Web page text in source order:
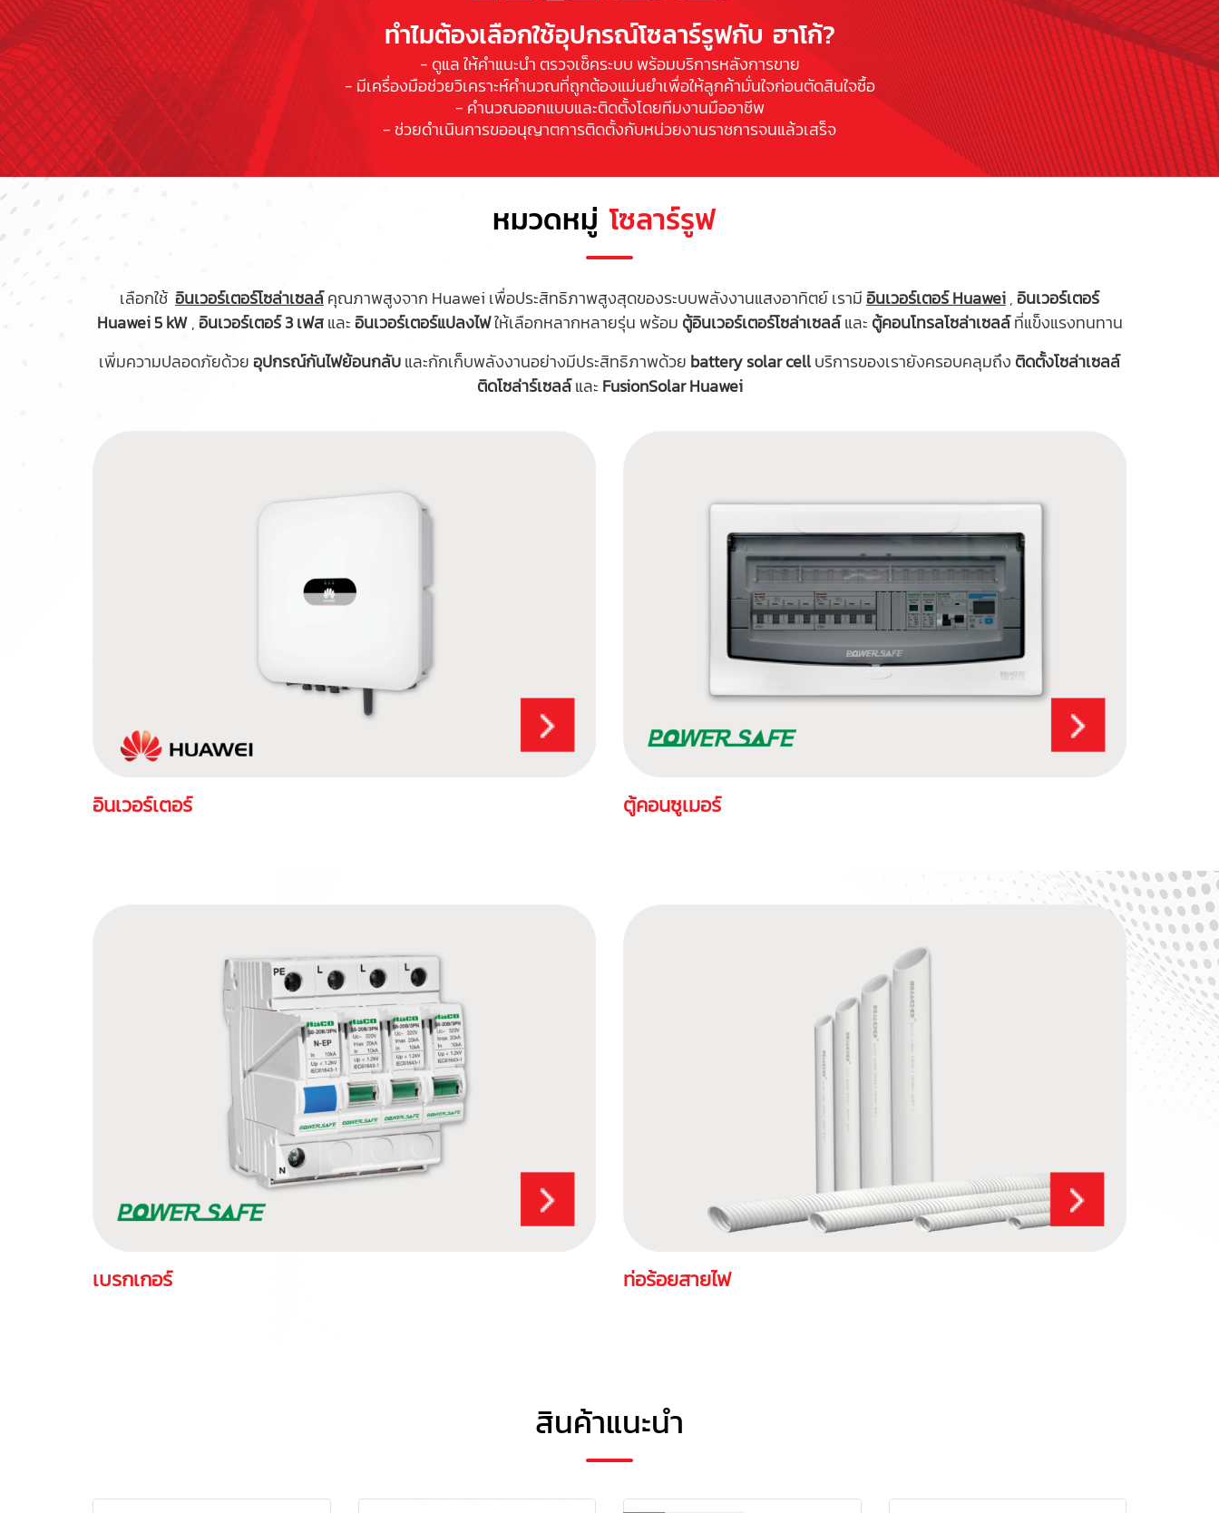
ทำไมต้องเลือกใช้อุปกรณ์โซลาร์รูฟกับ ฮาโก้?
- ดูแล ให้คําแนะนํา ตรวจเช็คระบบ พร้อมบริการหลังการขาย
- มีเครื่องมือช่วยวิเคราะห์คํานวณที่ถูกต้องแม่นยําเพื่อให้ลูกค้ามั่นใจก่อนตัดสินใจซื้อ
- คํานวณออกแบบและติดตั้งโดยทีมงานมืออาชีพ
- ช่วยดําเนินการขออนุญาตการติดตั้งกับหน่วยงานราชการจนแล้วเสร็จ
หมวดหมู่ โซลาร์รูฟ
เลือกใช้ อินเวอร์เตอร์โซล่าเซลล์คุณภาพสูงจาก Huawei เพื่อประสิทธิภาพสูงสุดของระบบพลังงานแสงอาทิตย์ เรามี อินเวอร์เตอร์ Huawei, อินเวอร์เตอร์
Huawei 5 kW, อินเวอร์เตอร์ 3 เฟสและ อินเวอร์เตอร์แปลงไฟให้เลือกหลากหลายรุ่น พร้อม ตู้อินเวอร์เตอร์โซล่าเซลล์และ ตู้คอนโทรลโซล่าเซลล์ที่แข็งแรงทนทาน
เพิ่มความปลอดภัยด้วย อุปกรณ์กันไฟย้อนกลับและกักเก็บพลังงานอย่างมีประสิทธิภาพด้วย battery solar cellบริการของเรายังครอบคลุมถึง ติดตั้งโซล่าเซลล์
ติดโซล่าร์เซลล์และ FusionSolar Huawei
อินเวอร์เตอร์ ตู้คอนซูเมอร์
เบรกเกอร์ ท่อร้อยสายไฟ
สินค้าแนะนำ